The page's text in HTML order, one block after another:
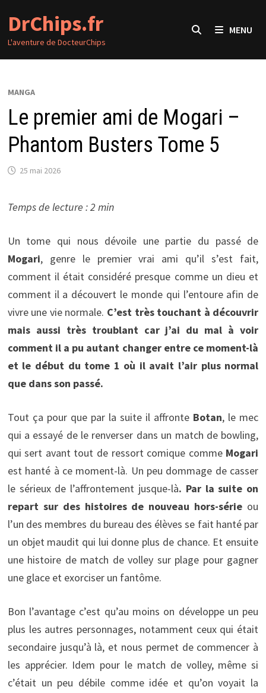
contenu
DrChips.fr
L'aventure de DocteurChips
MENU
MANGA
Le premier ami de Mogari –
Phantom Busters Tome 5
25 mai 2026
Temps de lecture : 2 min
Un tome qui nous dévoile une partie du passé de
Mogari, genre le premier vrai ami qu’il s’est fait,
comment il était considéré presque comme un dieu et
comment il a découvert le monde qui l’entoure afin de
vivre une vie normale. C’est très touchant à découvrir
mais aussi très troublant car j’ai du mal à voir
comment il a pu autant changer entre ce moment-là
et le début du tome 1 où il avait l’air plus normal
que dans son passé.
Tout ça pour que par la suite il affronte Botan, le mec
qui a essayé de le renverser dans un match de bowling,
qui sert avant tout de ressort comique comme Mogari
est hanté à ce moment-là. Un peu dommage de casser
le sérieux de l’affrontement jusque-là. Par la suite on
repart sur des histoires de nouveau hors-série ou
l’un des membres du bureau des élèves se fait hanté par
un objet maudit qui lui donne plus de chance. Et ensuite
une histoire de match de volley sur plage pour gagner
une glace et exorciser un fantôme.
Bon l’avantage c’est qu’au moins on développe un peu
plus les autres personnages, notamment ceux qui était
secondaire jusqu’à là, et nous permet de commencer à
les apprécier. Idem pour le match de volley, même si
c’était un peu débile comme idée et qu’on voyait la